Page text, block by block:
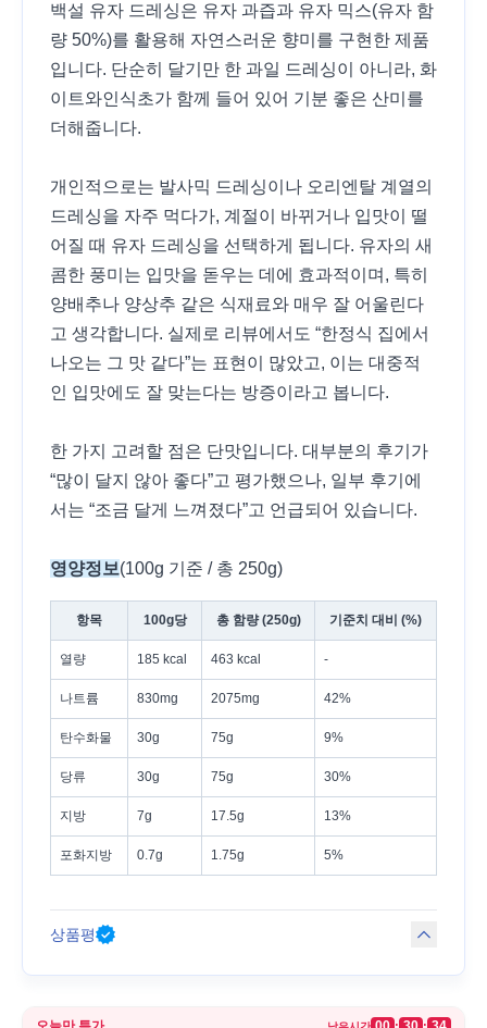
백설 유자 드레싱은 유자 과즙과 유자 믹스(유자 함
량 50%)를 활용해 자연스러운 향미를 구현한 제품
입니다. 단순히 달기만 한 과일 드레싱이 아니라, 화
이트와인식초가 함께 들어 있어 기분 좋은 산미를
더해줍니다.
개인적으로는 발사믹 드레싱이나 오리엔탈 계열의
드레싱을 자주 먹다가, 계절이 바뀌거나 입맛이 떨
어질 때 유자 드레싱을 선택하게 됩니다. 유자의 새
콤한 풍미는 입맛을 돋우는 데에 효과적이며, 특히
양배추나 양상추 같은 식재료와 매우 잘 어울린다
고 생각합니다. 실제로 리뷰에서도 “한정식 집에서
나오는 그 맛 같다”는 표현이 많았고, 이는 대중적
인 입맛에도 잘 맞는다는 방증이라고 봅니다.
한 가지 고려할 점은 단맛입니다. 대부분의 후기가
“많이 달지 않아 좋다”고 평가했으나, 일부 후기에
서는 “조금 달게 느껴졌다”고 언급되어 있습니다.
영양정보(100g 기준 / 총 250g)
항목 100g당 총 함량 (250g) 기준치 대비 (%)
열량 185 kcal 463 kcal -
나트륨 830mg 2075mg 42%
탄수화물 30g 75g 9%
당류 30g 75g 30%
지방 7g 17.5g 13%
포화지방 0.7g 1.75g 5%
상품평